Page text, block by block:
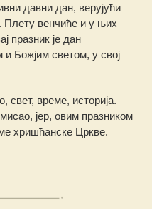
давни дан, верујући
венчиће и у њих
празник је дан
и Божјим светом, у свој
свет, време, историја.
јер, овим празником
хришћанске Цркве.